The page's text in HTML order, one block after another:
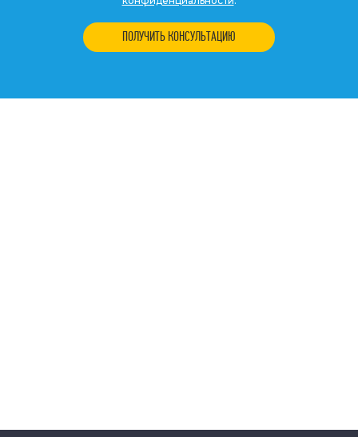
ПОЛУЧИТЬ КОНСУЛЬТАЦИЮ